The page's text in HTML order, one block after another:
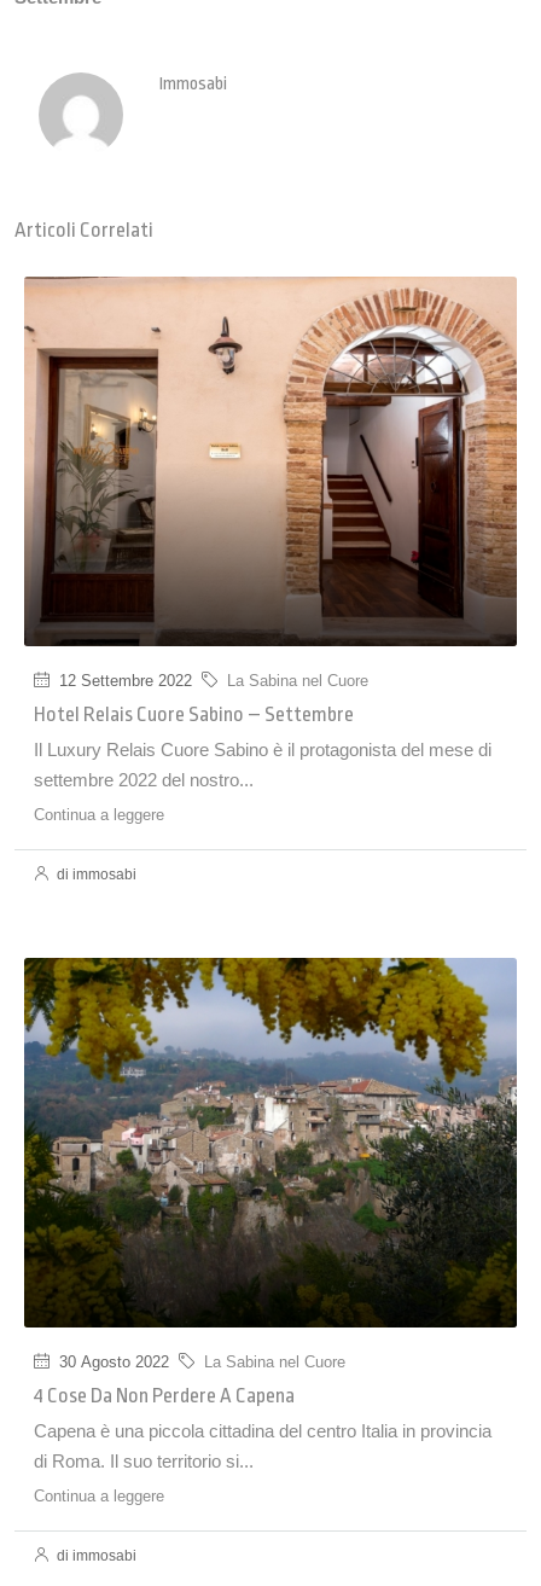
Immosabi
Articoli Correlati
12 Settembre 2022 La Sabina nel Cuore
Hotel Relais Cuore Sabino – Settembre
Il Luxury Relais Cuore Sabino è il protagonista del mese di
settembre 2022 del nostro...
Continua a leggere
di immosabi
30 Agosto 2022 La Sabina nel Cuore
4 Cose Da Non Perdere A Capena
Capena è una piccola cittadina del centro Italia in provincia
di Roma. Il suo territorio si...
Continua a leggere
di immosabi